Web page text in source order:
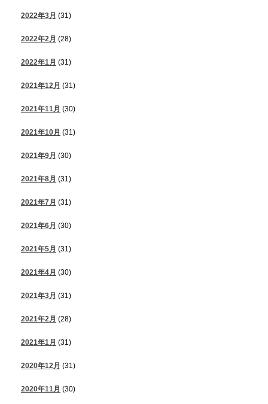
2022年3月 (31)
2022年2月 (28)
2022年1月 (31)
2021年12月 (31)
2021年11月 (30)
2021年10月 (31)
2021年9月 (30)
2021年8月 (31)
2021年7月 (31)
2021年6月 (30)
2021年5月 (31)
2021年4月 (30)
2021年3月 (31)
2021年2月 (28)
2021年1月 (31)
2020年12月 (31)
2020年11月 (30)